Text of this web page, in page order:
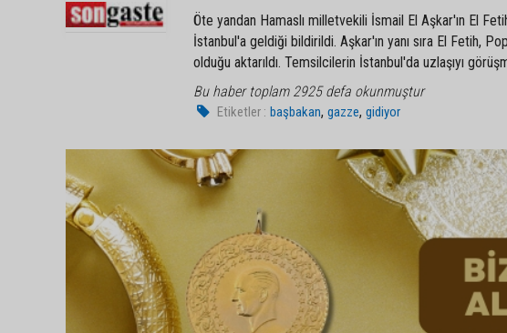
Öte yandan Hamaslı milletvekili İsmail El Aşkar'ın El
İstanbul'a geldiği bildirildi. Aşkar'ın yanı sıra El Fetih,
olduğu aktarıldı. Temsilcilerin İstanbul'da uzlaşıyı
Bu haber toplam 2925 defa okunmuştur
Etiketler : başbakan,gazze,gidiyor